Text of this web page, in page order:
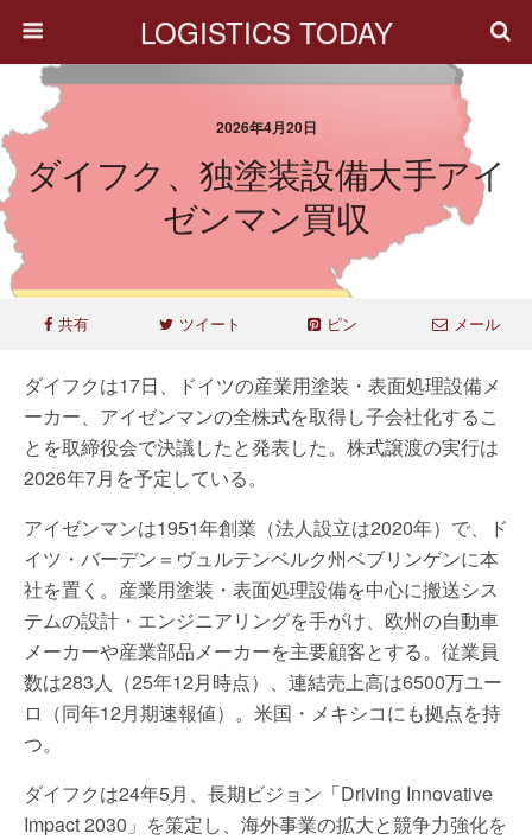
LOGISTICS TODAY
2026年4月20日
ダイフク、独塗装設備大手アイ
ゼンマン買収
共有 ツイート ピン メール
ダイフクは17日、ドイツの産業用塗装・表面処理設備メ
ーカー、アイゼンマンの全株式を取得し子会社化するこ
とを取締役会で決議したと発表した。株式譲渡の実行は
2026年7月を予定している。
アイゼンマンは1951年創業（法人設立は2020年）で、ド
イツ・バーデン＝ヴュルテンベルク州ベブリンゲンに本
社を置く。産業用塗装・表面処理設備を中心に搬送シス
テムの設計・エンジニアリングを手がけ、欧州の自動車
メーカーや産業部品メーカーを主要顧客とする。従業員
数は283人（25年12月時点）、連結売上高は6500万ユー
ロ（同年12月期速報値）。米国・メキシコにも拠点を持
つ。
ダイフクは24年5月、長期ビジョン「Driving Innovative
Impact 2030」を策定し、海外事業の拡大と競争力強化を